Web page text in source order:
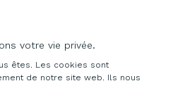
votre vie privée.
du Consentement :
êtes. Les cookies sont
de notre site web. Ils nous
- BELL' ART